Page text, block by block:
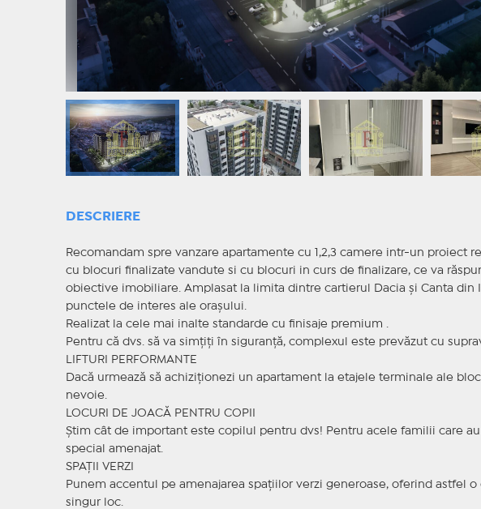
DESCRIERE
Recomandam spre vanzare apartamente cu 1,2,3 camere intr-un proiect
cu blocuri finalizate vandute si cu blocuri in curs de finalizare, ce va
obiective imobiliare. Amplasat la limita dintre cartierul Dacia și Canta din
punctele de interes ale orașului.
Realizat la cele mai inalte standarde cu finisaje premium .
Pentru că dvs. să va simțiți în siguranță, complexul este prevăzut cu
LIFTURI PERFORMANTE
Dacă urmează să achiziționezi un apartament la etajele terminale ale
nevoie.
LOCURI DE JOACĂ PENTRU COPII
Știm cât de important este copilul pentru dvs! Pentru acele familii care
special amenajat.
SPAȚII VERZI
Punem accentul pe amenajarea spațiilor verzi generoase, oferind astfel
singur loc.